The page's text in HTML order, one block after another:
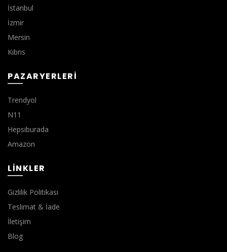
İstanbul
İzmir
Mersin
Kıbrıs
PAZARYERLERI
Trendyol
N11
Hepsiburada
Amazon
LINKLER
Gizlilik Politikası
Teslimat & İade
İletişim
Blog